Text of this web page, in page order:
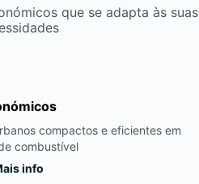
que se adapta às suas
compactos e eficientes em
combustível
info